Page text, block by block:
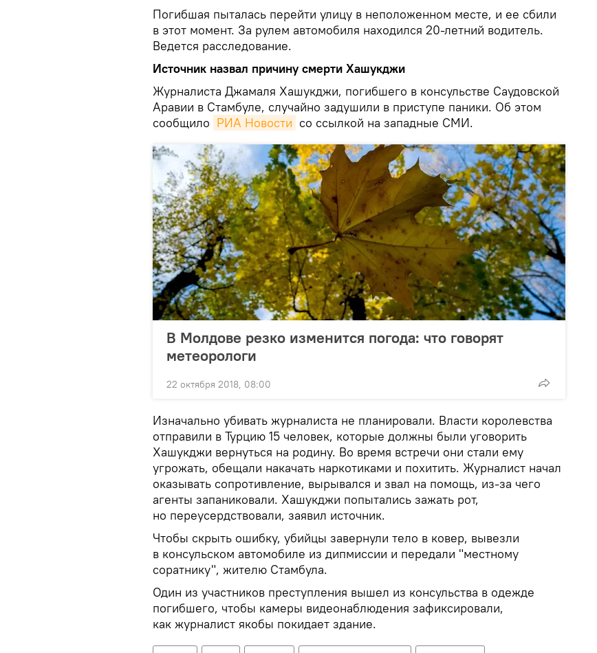
Погибшая пыталась перейти улицу в неположенном месте, и ее сбили
в этот момент. За рулем автомобиля находился 20-летний водитель.
Ведется расследование.
Источник назвал причину смерти Хашукджи
Журналиста Джамаля Хашукджи, погибшего в консульстве Саудовской
Аравии в Стамбуле, случайно задушили в приступе паники. Об этом
сообщило РИА Новости со ссылкой на западные СМИ.
В Молдове резко изменится погода: что говорят
метеорологи
22 октября 2018, 08:00
Изначально убивать журналиста не планировали. Власти королевства
отправили в Турцию 15 человек, которые должны были уговорить
Хашукджи вернуться на родину. Во время встречи они стали ему
угрожать, обещали накачать наркотиками и похитить. Журналист начал
оказывать сопротивление, вырывался и звал на помощь, из-за чего
агенты запаниковали. Хашукджи попытались зажать рот,
но переусердствовали, заявил источник.
Чтобы скрыть ошибку, убийцы завернули тело в ковер, вывезли
в консульском автомобиле из дипмиссии и передали "местному
соратнику", жителю Стамбула.
Один из участников преступления вышел из консульства в одежде
погибшего, чтобы камеры видеонаблюдения зафиксировали,
как журналист якобы покидает здание.